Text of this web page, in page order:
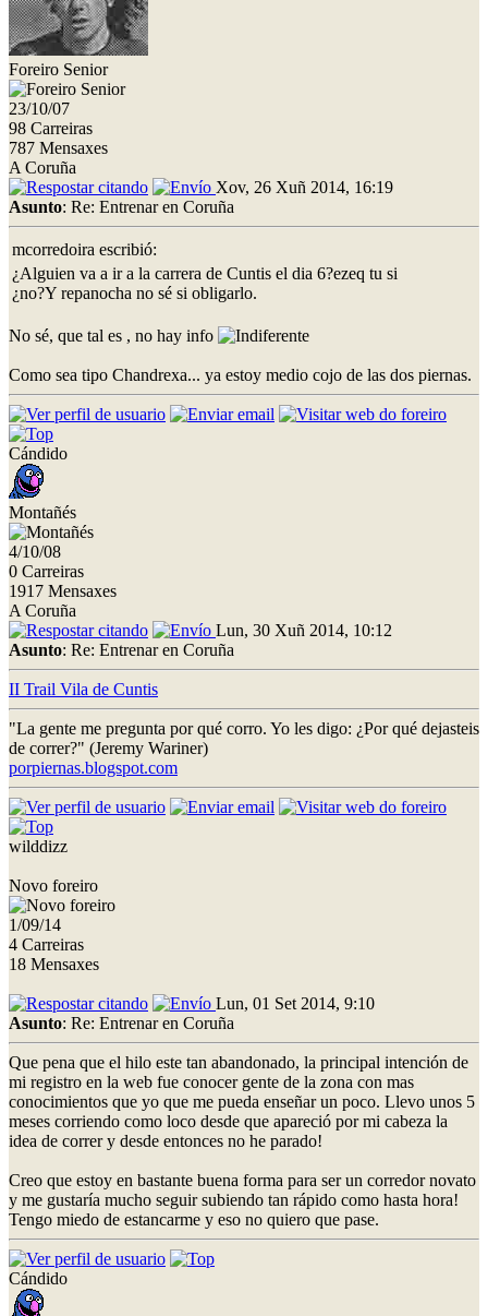
Foreiro Senior
23/10/07
98 Carreiras
787 Mensaxes
A Coruña
Xov, 26 Xuñ 2014, 16:19
Asunto: Re: Entrenar en Coruña
mcorredoira escribió:
¿Alguien va a ir a la carrera de Cuntis el dia 6?ezeq tu si
¿no?Y repanocha no sé si obligarlo.
No sé, que tal es , no hay info
Como sea tipo Chandrexa... ya estoy medio cojo de las dos piernas.
Cándido
Montañés
4/10/08
0 Carreiras
1917 Mensaxes
A Coruña
Lun, 30 Xuñ 2014, 10:12
Asunto: Re: Entrenar en Coruña
II Trail Vila de Cuntis
"La gente me pregunta por qué corro. Yo les digo: ¿Por qué dejasteis
de correr?" (Jeremy Wariner)
porpiernas.blogspot.com
wilddizz
Novo foreiro
1/09/14
4 Carreiras
18 Mensaxes
Lun, 01 Set 2014, 9:10
Asunto: Re: Entrenar en Coruña
Que pena que el hilo este tan abandonado, la principal intención de
mi registro en la web fue conocer gente de la zona con mas
conocimientos que yo que me pueda enseñar un poco. Llevo unos 5
meses corriendo como loco desde que apareció por mi cabeza la
idea de correr y desde entonces no he parado!
Creo que estoy en bastante buena forma para ser un corredor novato
y me gustaría mucho seguir subiendo tan rápido como hasta hora!
Tengo miedo de estancarme y eso no quiero que pase.
Cándido